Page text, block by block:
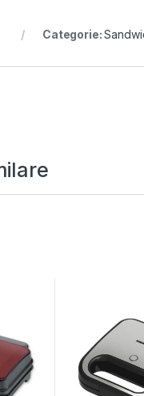
Categorie: